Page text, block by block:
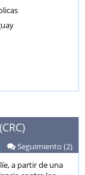
Seguimiento (2)
a partir de una